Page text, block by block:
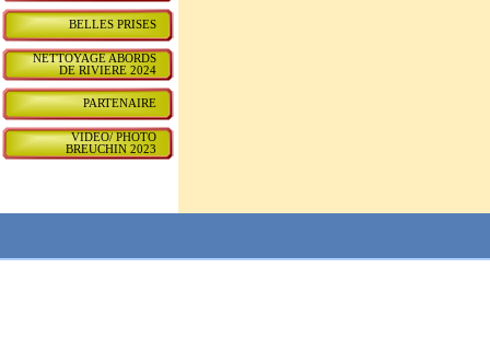
BELLES PRISES
NETTOYAGE ABORDS
DE RIVIERE 2024
PARTENAIRE
VIDEO/ PHOTO
BREUCHIN 2023